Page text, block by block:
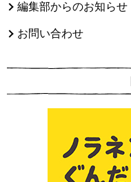
編集部からのお知らせ
お問い合わせ